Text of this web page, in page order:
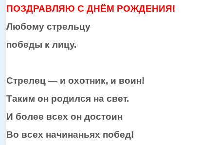
ПОЗДРАВЛЯЮ С ДНЁМ РОЖДЕНИЯ!
Любому стрельцу
победы к лицу.
Стрелец — и охотник, и воин!
Таким он родился на свет.
И более всех он достоин
Во всех начинаньях побед!